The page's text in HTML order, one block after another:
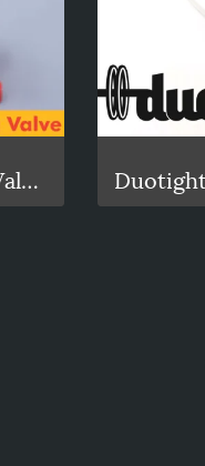
BlowTie Spunding Valve / Adjustable Pressure Relief Valve